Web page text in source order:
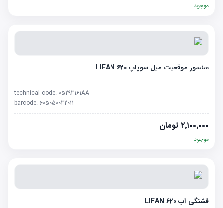
موجود
سنسور موقعیت میل سوپاپ LIFAN 620
technical code: 05293161AA
barcode: 605050032011
۲٬۱۰۰٬۰۰۰ تومان
موجود
فشنگی آب LIFAN 620